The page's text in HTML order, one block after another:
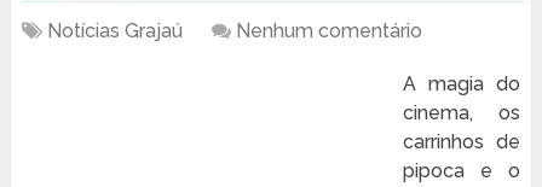
Notícias Grajaú Nenhum comentário
A magia do
cinema, os
carrinhos de
pipoca e o